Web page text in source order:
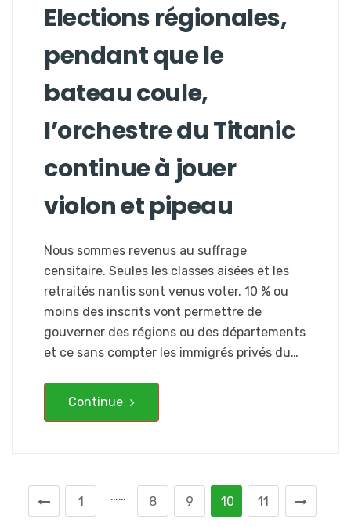
Elections régionales,
pendant que le
bateau coule,
l’orchestre du Titanic
continue à jouer
violon et pipeau
Nous sommes revenus au suffrage
censitaire. Seules les classes aisées et les
retraités nantis sont venus voter. 10 % ou
moins des inscrits vont permettre de
gouverner des régions ou des départements
et ce sans compter les immigrés privés du…
Continue
1 …… 8 9 10 11